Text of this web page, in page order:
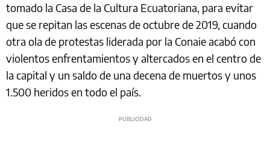
tomado la Casa de la Cultura Ecuatoriana, para evitar
que se repitan las escenas de octubre de 2019, cuando
otra ola de protestas liderada por la Conaie acabó con
violentos enfrentamientos y altercados en el centro de
la capital y un saldo de una decena de muertos y unos
1.500 heridos en todo el país.